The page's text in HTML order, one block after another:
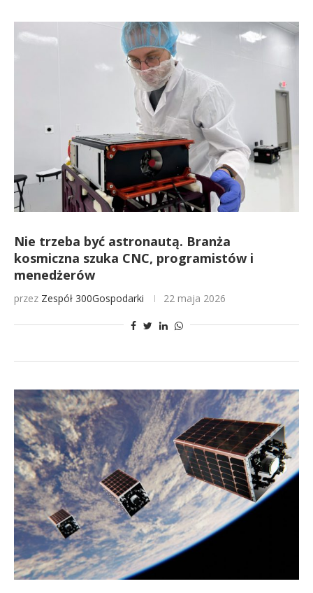
Nie trzeba być astronautą. Branża
kosmiczna szuka CNC, programistów i
menedżerów
przez Zespół 300Gospodarki 22 maja 2026